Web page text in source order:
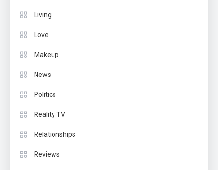
Living
Love
Makeup
News
Politics
Reality TV
Relationships
Reviews